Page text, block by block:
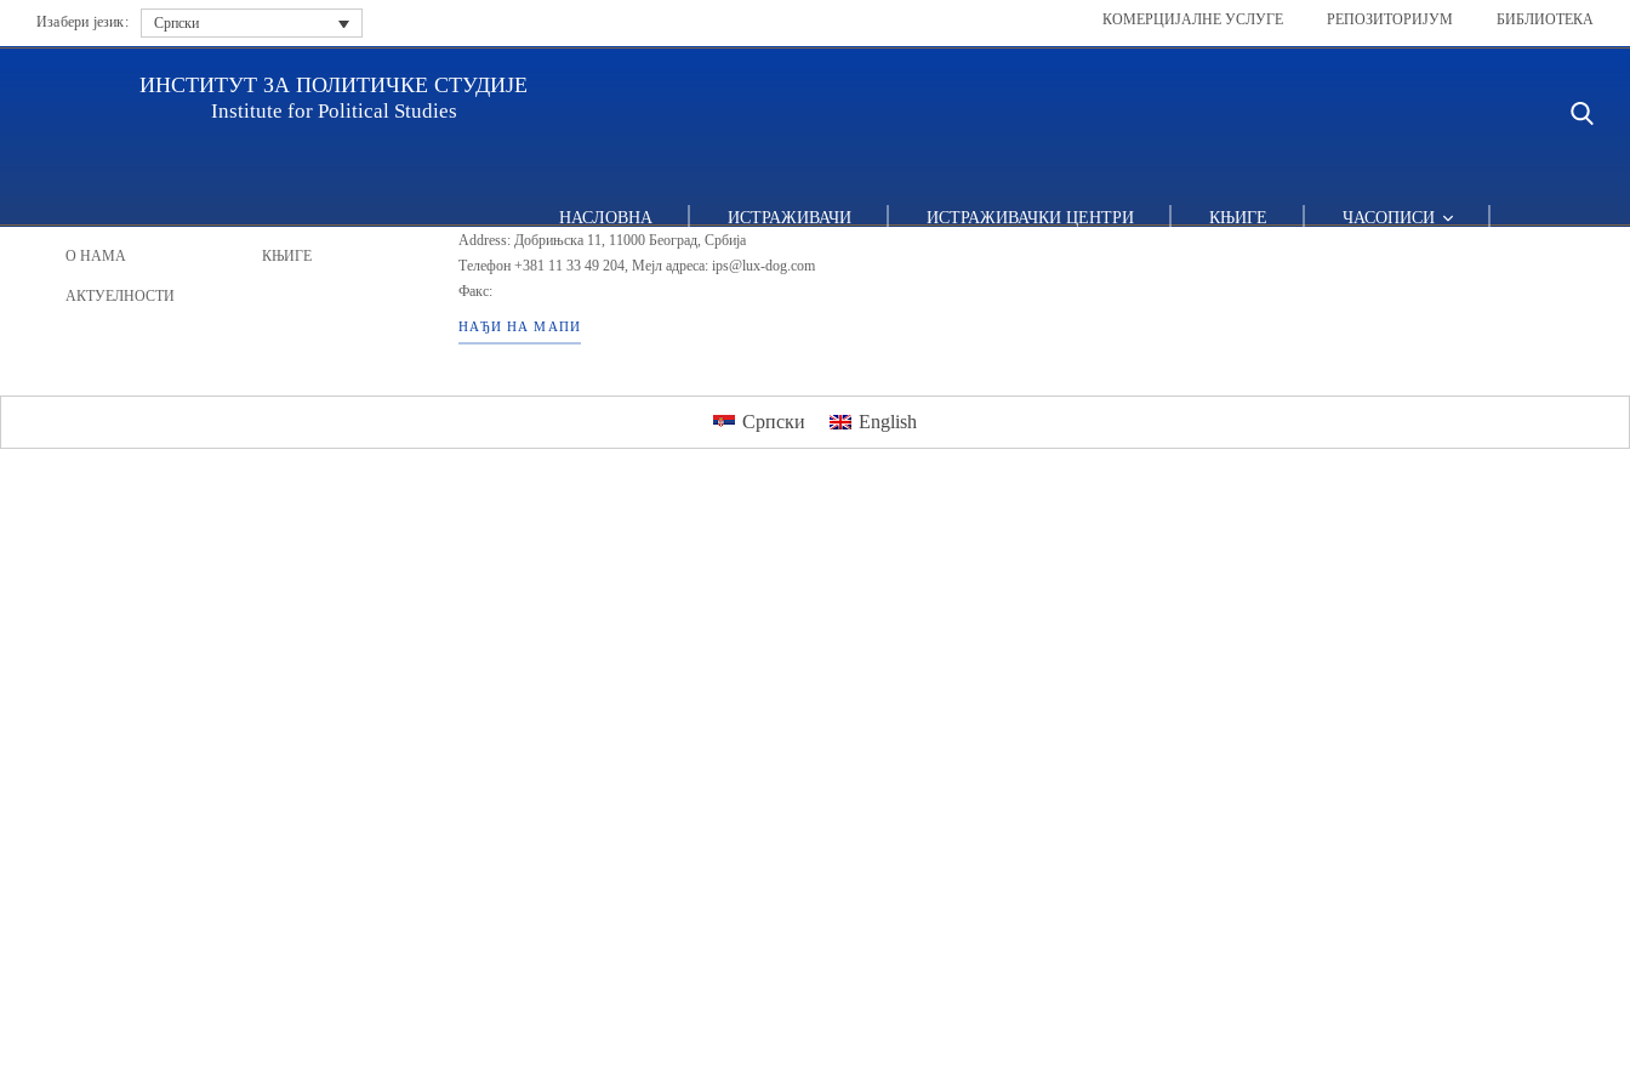
Изабери језик: Српски КОМЕРЦИЈАЛНЕ УСЛУГЕ РЕПОЗИТОРИЈУМ БИБЛИОТЕКА
ИНСТИТУТ ЗА ПОЛИТИЧКЕ СТУДИЈЕ
Institute for Political Studies
НАСЛОВНА ИСТРАЖИВАЧИ ИСТРАЖИВАЧКИ ЦЕНТРИ КЊИГЕ ЧАСОПИСИ
О НАМА
АКТУЕЛНОСТИ
КЊИГЕ
ИПС - Институт за политичке студије
Address: Добрињска 11, 11000 Београд, Србија
Телефон +381 11 33 49 204, Мејл адреса: ips@lux-dog.com
Факс:
НАЂИ НА МАПИ
Српски English